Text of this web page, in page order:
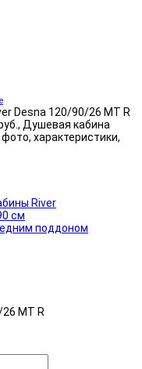
Desna 120/90/26 МТ R
Душевая кабина
характеристики,
River
см
поддоном